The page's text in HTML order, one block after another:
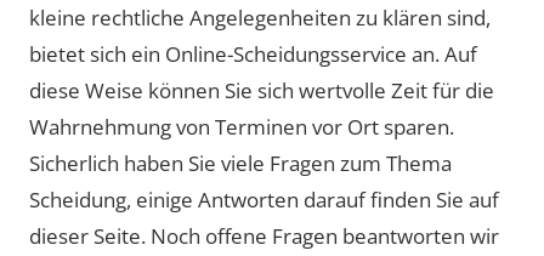
kleine rechtliche Angelegenheiten zu klären sind,
bietet sich ein Online-Scheidungsservice an. Auf
diese Weise können Sie sich wertvolle Zeit für die
Wahrnehmung von Terminen vor Ort sparen.
Sicherlich haben Sie viele Fragen zum Thema
Scheidung, einige Antworten darauf finden Sie auf
dieser Seite. Noch offene Fragen beantworten wir